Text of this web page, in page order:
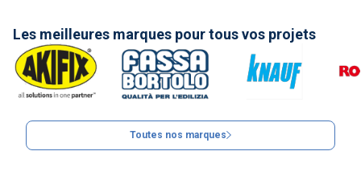
Les meilleures marques pour tous vos projets
Toutes nos marques